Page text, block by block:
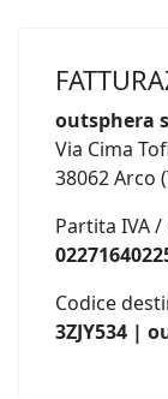
outsphera
Via Cima
38062 Arco
Partita IVA /
Codice
3ZJY534 |